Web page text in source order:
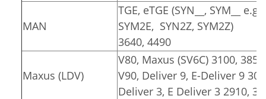
MAN
TGE, eTGE (SYN__, SYM__
SYM2E, SYN2Z, SYM2Z)
3640, 4490
Maxus (LDV)
V80, Maxus (SV6C) 3100, 3850
V90, Deliver 9, E-Deliver 9
Deliver 3, E Deliver 3 2910,